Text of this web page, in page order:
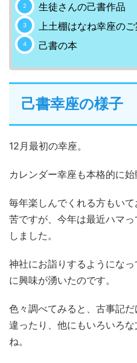
生徒さんの己書作品
上土棚はなね幸座の
己書の本
己書幸座の様子
12月最初の幸座。
カレンダー幸座も本格的に始
毎年楽しんでくれる方もい
苦ですが、今年は最近ハマっ
しました。
神社にお詣りするようにな
に興味が湧いたのです。
色々調べてみると、古事記
違ったり、他にもいろいろ
ね。